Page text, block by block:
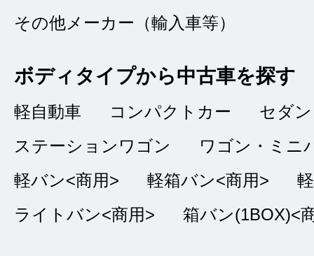
5点
総合評価
2023/01/15
オキヒガ
販売店の評価
接客：5｜ 雰囲
品質：3｜ 説明：
申込みから最後の
その他メーカー（輸入車等）
ボディタイプから中古車を探す
軽自動車 コンパクトカー
セダン
ステーションワゴン
ワゴン・ミニ
軽バン<商用>
軽箱バン<商用>
ライトバン<商用>
箱バン(1BOX)<